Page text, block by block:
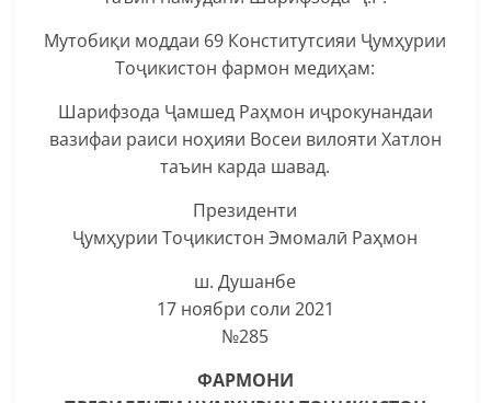
Мутобиқи моддаи 69 Конститутсияи Ҷумҳурии
Тоҷикистон фармон медиҳам:
Шарифзода Ҷамшед Раҳмон иҷрокунандаи
вазифаи раиси ноҳияи Восеи вилояти Хатлон
таъин карда шавад.
Президенти
Ҷумҳурии Тоҷикистон Эмомалӣ Раҳмон
ш. Душанбе
17 ноябри соли 2021
№285
ФАРМОНИ